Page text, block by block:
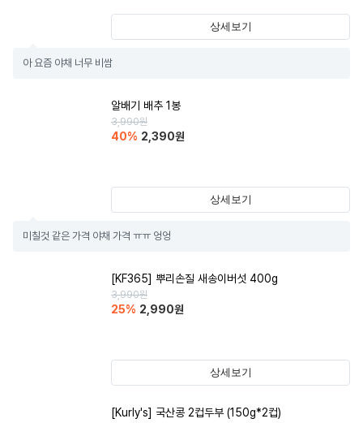
상세보기
아 요즘 야채 너무 비쌈
알배기 배추 1봉
3,990원
40% 2,390원
상세보기
미칠것 같은 가격 야채 가격 ㅠㅠ 엉엉
[KF365] 뿌리손질 새송이버섯 400g
3,990원
25% 2,990원
상세보기
[Kurly's] 국산콩 2컵두부 (150g*2컵)